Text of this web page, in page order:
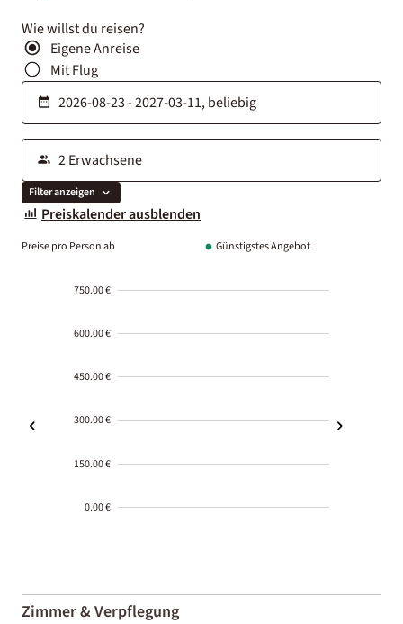
Wie willst du reisen?
Eigene Anreise
Mit Flug
Filter anzeigen
Preiskalender ausblenden
Preise pro Person ab Günstigstes Angebot
750.00 €
600.00 €
450.00 €
300.00 €
150.00 €
0.00 €
01-02
Zimmer & Verpflegung